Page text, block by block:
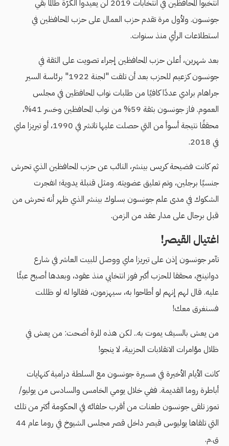
انتخبوا المحافظين في انتخابات 2019 لن يعيدوا الكرّة طالما بقي
جونسون. ولأول مرة تقدم حزب العمال على حزب المحافظين في
استطلاعات الرأي منذ سنوات.
بعد شهرين، أعلن حزب المحافظين إجراء تصويت على الثقة في
جونسون كزعيم للحزب بعد أن تلقت "لجنة 1922" برئاسة السير
جراهام برادي عددًا كافيًا من طلبات نواب المحافظين في مجلس
العموم. فاز جونسون بثقة 59% من نواب المحافظين وخسر 41%،
محققًا نتيجة أسوأ من التي حصلت عليها تاتشر في 1990، أو تيريزا ماي
في 2018.
ثم كانت فضيحة كريس بينشر، النائب عن حزب المحافظين الذي تحرش
جنسيًا برجلين، وتم تعليق عضويته. ومثل قنبلة يدوية؛ انفجرت
الشكوك في مدى علم جونسون بسلوك بينشر الذي ظهر أنه تحرش من
قبل برجال على مدار عقد من الزمن.
اغتيال القيصر!
تآمر جونسون إذن على تيريزا ماي ووصل للبيت العاشر في شارع
دوانينج، محققا للحزب أكبر فوز انتخابي منذ عقود، وبعدها أصبح عبئًا
عليه. قال لهم إنهم لو أطاحوا به، سيهزمون، فقالوا له لو ظللت
فسنغرق معك!
من يعش بالسيف يموت به.. لكن هذه المرة أضحت: من يعش في
ظلال مؤامرات الانقلابات الحزبية، لا ينجو!
كانت الأيام الأخيرة في مسيرة جونسون مع السلطة درامية كنهايات
أباطرة روما القديمة. ففي خلال يومي الخامس والسادس من يوليو/
تموز تلقى جونسون طعنات من أقرب حلفائه في الحكومة أكثر من تلك
التي تلقاها يوليوس قيصر داخل قصر مجلس الشيوخ في روما عام 44
ق.م.